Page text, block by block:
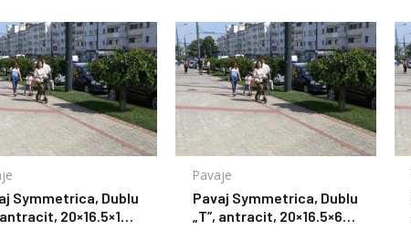
Symmetrica, Dublu
antracit, 20×16.5×10
Pavaje
Pavaj Symmetrica, Dublu
„T”, antracit, 20×16.5×6